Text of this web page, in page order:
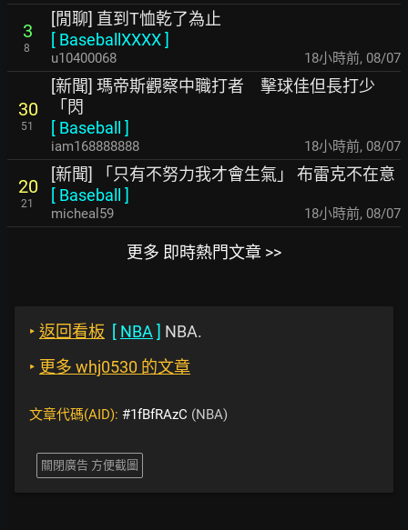
3
8
[閒聊] 直到T恤乾了為止
[ BaseballXXXX]
u10400068 18小時前, 08/07
30
51
[新聞] 瑪帝斯觀察中職打者 擊球佳但長打少
「閃
[ Baseball ]
iam168888888 18小時前, 08/07
20
21
[新聞] 「只有不努力我才會生氣」 布雷克不在意
[ Baseball ]
micheal59 18小時前, 08/07
更多 即時熱門文章 >>
‣ 返回看板 [ NBA ] NBA.
‣ 更多 whj0530 的文章
文章代碼(AID): #1fBfRAzC (NBA)
關閉廣告 方便截圖